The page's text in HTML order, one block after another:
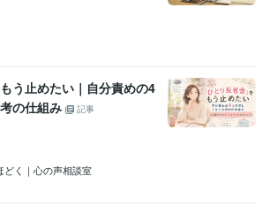
う止めたい｜自分責めの4
の仕組み
記事
どく｜心の声相談室